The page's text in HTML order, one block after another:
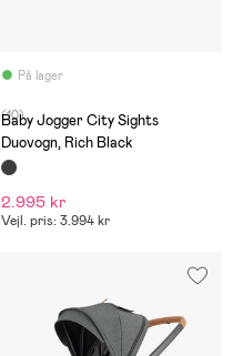
På lager
(10)
Baby Jogger City Sights
Duovogn, Rich Black
2.995 kr
Vejl. pris: 3.994 kr